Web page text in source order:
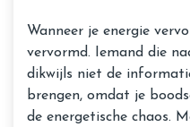
Wanneer je energie
vervormd. Iemand die
dikwijls niet de
brengen, omdat je
de energetische chaos.